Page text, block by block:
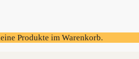
Produkte im Warenkorb.